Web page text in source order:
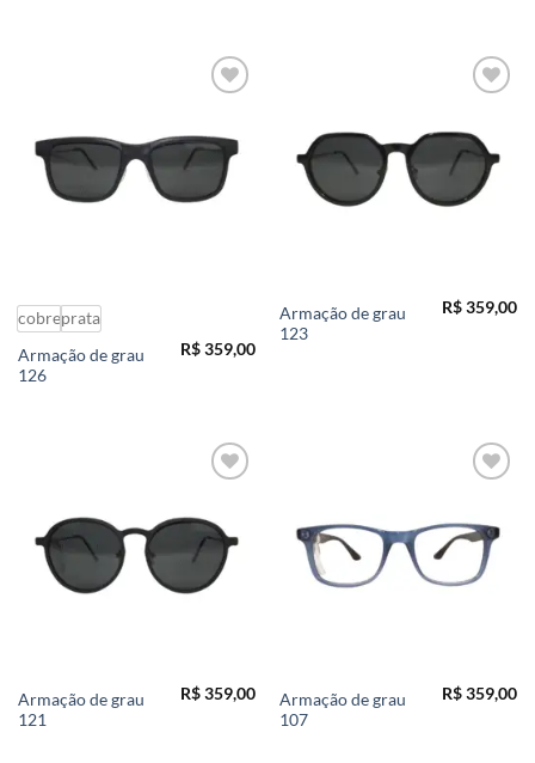
cobreprata
Armação de grau
126
R$359,00
Armação de grau
123
R$359,00
Armação de grau
121
R$359,00
Armação de grau
107
R$359,00